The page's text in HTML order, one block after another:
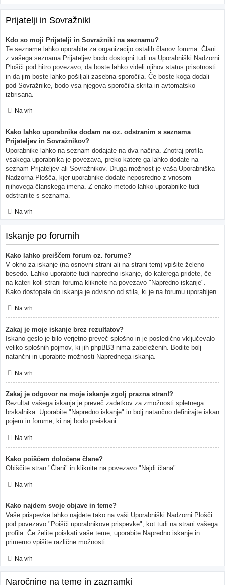
Prijatelji in Sovražniki
Kdo so moji Prijatelji in Sovražniki na seznamu?
Te sezname lahko uporabite za organizacijo ostalih članov foruma. Člani
z vašega seznama Prijateljev bodo dostopni tudi na Uporabniški Nadzorni
Plošči pod hitro povezavo, da boste lahko videli njihov status prisotnosti
in da jim boste lahko pošiljali zasebna sporočila. Če boste koga dodali
pod Sovražnike, bodo vsa njegova sporočila skrita in avtomatsko
izbrisana.
Na vrh
Kako lahko uporabnike dodam na oz. odstranim s seznama
Prijateljev in Sovražnikov?
Uporabnike lahko na seznam dodajate na dva načina. Znotraj profila
vsakega uporabnika je povezava, preko katere ga lahko dodate na
seznam Prijateljev ali Sovražnikov. Druga možnost je vaša Uporabniška
Nadzorna Plošča, kjer uporabnike dodate neposredno z vnosom
njihovega članskega imena. Z enako metodo lahko uporabnike tudi
odstranite s seznama.
Na vrh
Iskanje po forumih
Kako lahko preiščem forum oz. forume?
V okno za iskanje (na osnovni strani ali na strani tem) vpišite želeno
besedo. Lahko uporabite tudi napredno iskanje, do katerega pridete, če
na kateri koli strani foruma kliknete na povezavo "Napredno iskanje".
Kako dostopate do iskanja je odvisno od stila, ki je na forumu uporabljen.
Na vrh
Zakaj je moje iskanje brez rezultatov?
Iskano geslo je bilo verjetno preveč splošno in je posledično vključevalo
veliko splošnih pojmov, ki jih phpBB3 nima zabeleženih. Bodite bolj
natančni in uporabite možnosti Naprednega iskanja.
Na vrh
Zakaj je odgovor na moje iskanje zgolj prazna stran!?
Rezultat vašega iskanja je preveč zadetkov za zmožnosti spletnega
brskalnika. Uporabite "Napredno iskanje" in bolj natančno definirajte iskan
pojem in forume, ki naj bodo preiskani.
Na vrh
Kako poiščem določene člane?
Obiščite stran "Člani" in kliknite na povezavo "Najdi člana".
Na vrh
Kako najdem svoje objave in teme?
Vaše prispevke lahko najdete tako na vaši Uporabniški Nadzorni Plošči
pod povezavo "Poišči uporabnikove prispevke", kot tudi na strani vašega
profila. Če želite poiskati vaše teme, uporabite Napredno iskanje in
primerno vpišite različne možnosti.
Na vrh
Naročnine na teme in zaznamki